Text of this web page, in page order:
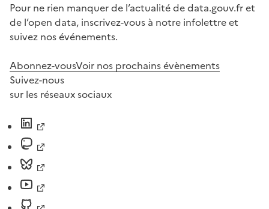
Pour ne rien manquer de l’actualité de data.gouv.fr et
de l’open data, inscrivez-vous à notre infolettre et
suivez nos événements.
Abonnez-vousVoir nos prochains évènements
Suivez-nous
sur les réseaux sociaux